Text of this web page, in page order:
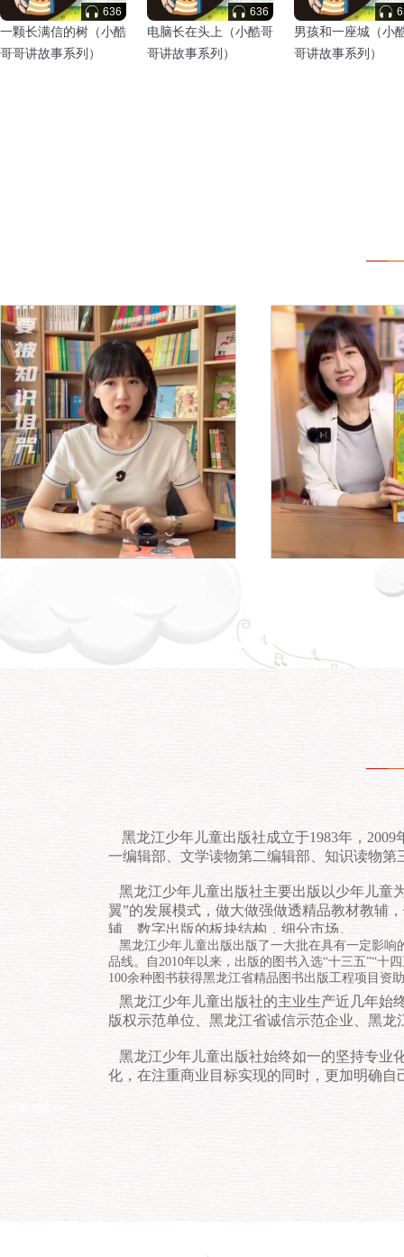
636
一颗长满信的树（小酷
哥哥讲故事系列）
636
电脑长在头上（小酷哥
哥讲故事系列）
男孩和一座城（小
哥讲故事系列）
超大超全
黑龙江少年儿童出版社成立于1983年，
一编辑部、文学读物第二编辑部、知识读物
黑龙江少年儿童出版社主要出版以少年儿童
翼”的发展模式，做大做强做透精品教材教辅
辅、数字出版的板块结构，细分市场。
黑龙江少年儿童出版 出版了一大批在具有一定影响
品线。
自2010年以来，出版的图书入选“十三五”“十
100余种图书获得黑龙江省精品图书出版工程项目资
黑龙江少年儿童出版社的主业生产近几年始
版权示范单位、黑龙江省诚信示范企业、黑
黑龙江少年儿童出版社始终如一的坚持专业
化，在注重商业目标实现的同时，更加明确